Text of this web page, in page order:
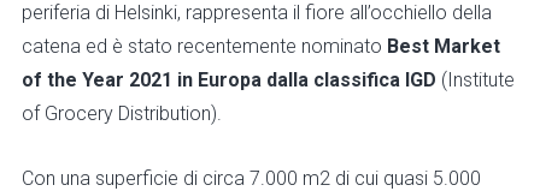
periferia di Helsinki, rappresenta il fiore all’occhiello della
catena ed è stato recentemente nominato Best Market
of the Year 2021 in Europa dalla classifica IGD (Institute
of Grocery Distribution).
Con una superficie di circa 7.000 m2 di cui quasi 5.000